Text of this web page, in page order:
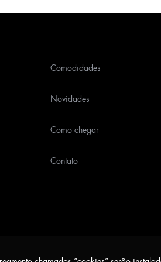
Comodidades
Novidades
Como chegar
Contato